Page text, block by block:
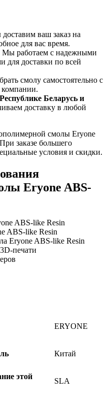
ваш заказ на
для вас время.
Мы работаем с надежными
для доставки по всей
смолу самостоятельно с
компании.
Беларусь и
доставку в любой
смолы Eryone
заказе большего
условия и скидки.
Eryone ABS-
ABS-like Resin
ABS-like Resin
Eryone ABS-like Resin
печати
ERYONE
Китай
этой
SLA